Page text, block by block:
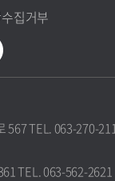
집거부
567 TEL. 063-270-
TEL. 063-562-2621